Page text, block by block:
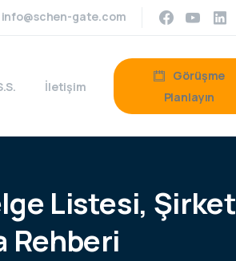
info@schen-gate.com
İletişim
Görüşme
Planlayın
Listesi, Şirket
Rehberi